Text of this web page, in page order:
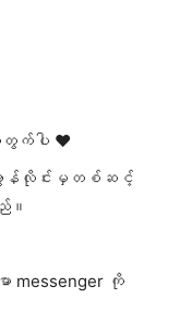
တွက်ပါ ❤️
အွန်လိုင်းမှတစ်ဆင့်
။
ကို